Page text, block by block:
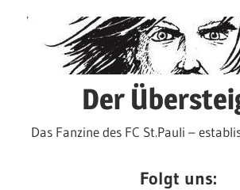
Der
Das Fanzine des FC St.Pauli –
Folgt uns: